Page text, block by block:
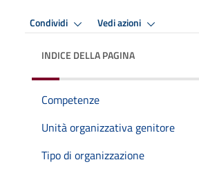
Condividi Vedi azioni
INDICE DELLA PAGINA
Competenze
Unità organizzativa genitore
Tipo di organizzazione